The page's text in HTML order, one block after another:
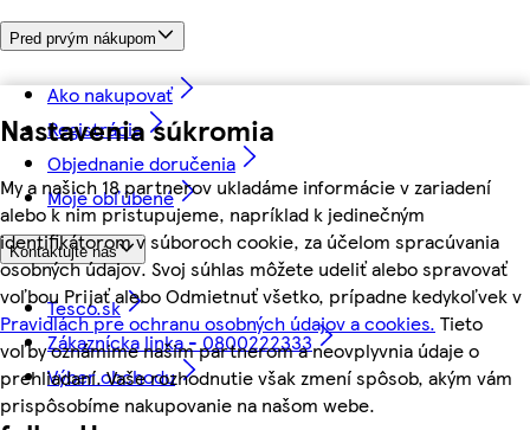
Nastavenia súkromia
My a našich 18 partnerov ukladáme informácie v zariadení
alebo k nim pristupujeme, napríklad k jedinečným
identifikátorom v súboroch cookie, za účelom spracúvania
osobných údajov. Svoj súhlas môžete udeliť alebo spravovať
voľbou Prijať alebo Odmietnuť všetko, prípadne kedykoľvek v
Pravidlách pre ochranu osobných údajov a cookies. Tieto
voľby oznámime našim partnerom a neovplyvnia údaje o
prehliadaní. Vaše rozhodnutie však zmení spôsob, akým vám
prispôsobíme nakupovanie na našom webe.
Pred prvým nákupom
Ako nakupovať
Registrácia
Objednanie doručenia
Moje obľúbené
Kontaktujte nás
Tesco.sk
Zákaznícka linka - 0800222333
Výber obchodu